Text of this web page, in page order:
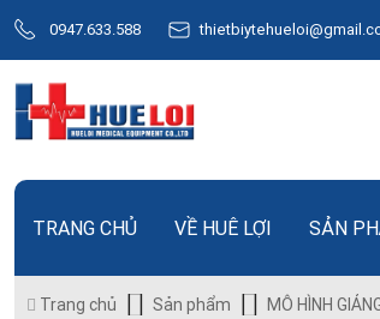
0947.633.588
TRANG CHỦ VỀ HUÊ LỢI SẢN
Trang chủ Sản phẩm MÔ HÌNH